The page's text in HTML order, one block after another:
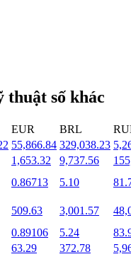
token phổ biến.
thuật số khác
EUR BRL
55,866.84 329,038.23
1,653.32 9,737.56
0.86713 5.10
509.63 3,001.57
0.89106 5.24
63.29 372.78